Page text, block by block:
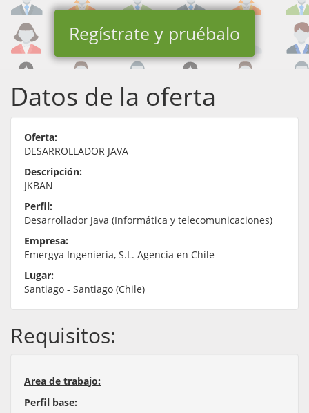
Regístrate y pruébalo
Datos de la oferta
Oferta:
DESARROLLADOR JAVA
Descripción:
JKBAN
Perfil:
Desarrollador Java (Informática y telecomunicaciones)
Empresa:
Emergya Ingenieria, S.L. Agencia en Chile
Lugar:
Santiago - Santiago (Chile)
Requisitos:
Area de trabajo:
Perfil base: